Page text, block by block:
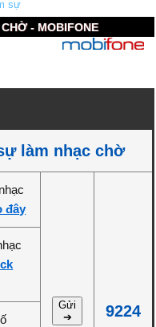
sự
- MOBIFONE
làm nhạc chờ
đây
Gửi
➔
9224